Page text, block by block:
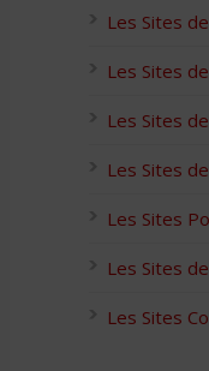
Les Sites
Les Sites
Les Sites
Les Sites
Les Sites
Les Sites
Les Sites